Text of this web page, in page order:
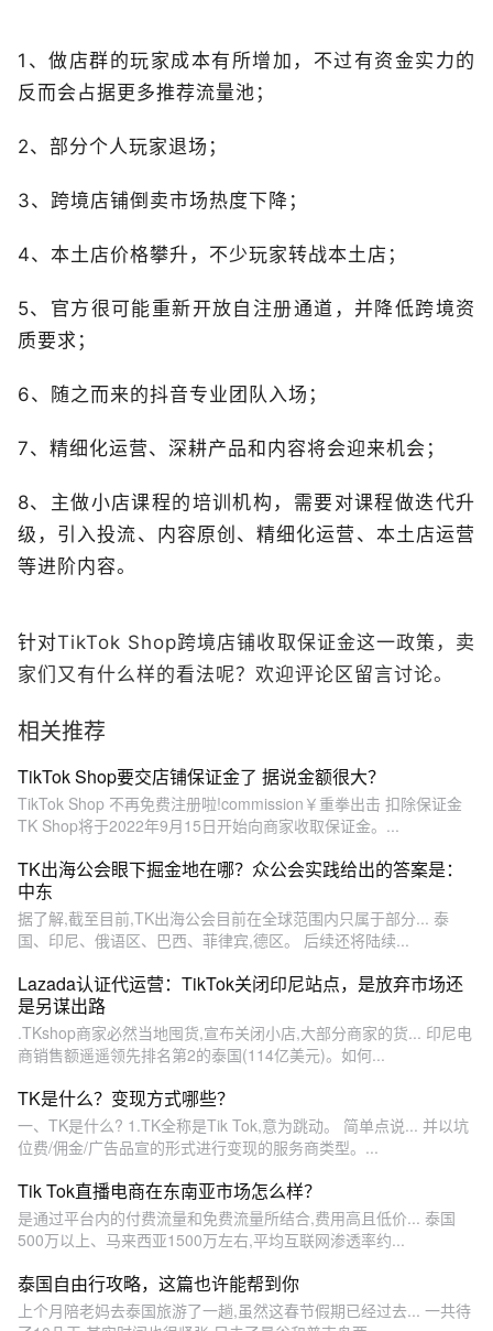
1、做店群的玩家成本有所增加，不过有资金实力的
反而会占据更多推荐流量池；
2、部分个人玩家退场；
3、跨境店铺倒卖市场热度下降；
4、本土店价格攀升，不少玩家转战本土店；
5、官方很可能重新开放自注册通道，并降低跨境资
质要求；
6、随之而来的抖音专业团队入场；
7、精细化运营、深耕产品和内容将会迎来机会；
8、主做小店课程的培训机构，需要对课程做迭代升
级，引入投流、内容原创、精细化运营、本土店运营
等进阶内容。
针对TikTok Shop跨境店铺收取保证金这一政策，卖
家们又有什么样的看法呢？欢迎评论区留言讨论。
相关推荐
TikTok Shop要交店铺保证金了 据说金额很大？
TikTok Shop 不再免费注册啦!commission￥重拳出击 扣除保证金
TK Shop将于2022年9月15日开始向商家收取保证金。...
TK出海公会眼下掘金地在哪？众公会实践给出的答案是：
中东
据了解,截至目前,TK出海公会目前在全球范围内只属于部分... 泰
国、印尼、俄语区、巴西、菲律宾,德区。 后续还将陆续...
Lazada认证代运营：TikTok关闭印尼站点，是放弃市场还
是另谋出路
.TKshop商家必然当地囤货,宣布关闭小店,大部分商家的货... 印尼电
商销售额遥遥领先排名第2的泰国(114亿美元)。如何...
TK是什么？变现方式哪些？
一、TK是什么? 1.TK全称是Tik Tok,意为跳动。 简单点说... 并以坑
位费/佣金/广告品宣的形式进行变现的服务商类型。...
Tik Tok直播电商在东南亚市场怎么样？
是通过平台内的付费流量和免费流量所结合,费用高且低价... 泰国
500万以上、马来西亚1500万左右,平均互联网渗透率约...
泰国自由行攻略，这篇也许能帮到你
上个月陪老妈去泰国旅游了一趟,虽然这春节假期已经过去... 一共待